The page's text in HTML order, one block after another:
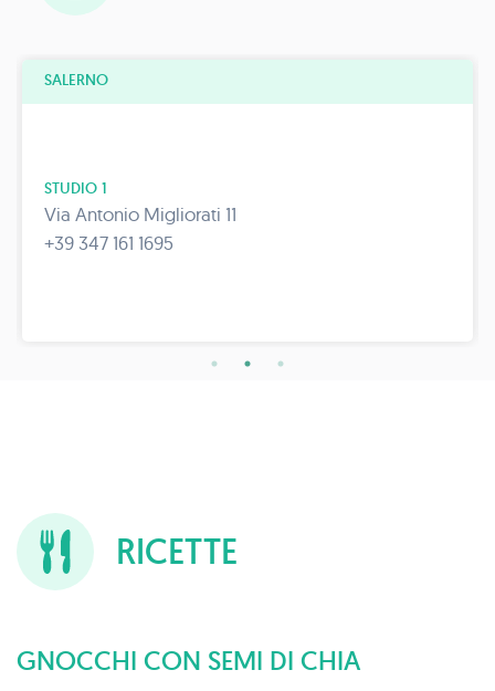
SALERNO
STUDIO 1
Via Antonio Migliorati 11
+39 347 161 1695
RICETTE
GNOCCHI CON SEMI DI CHIA